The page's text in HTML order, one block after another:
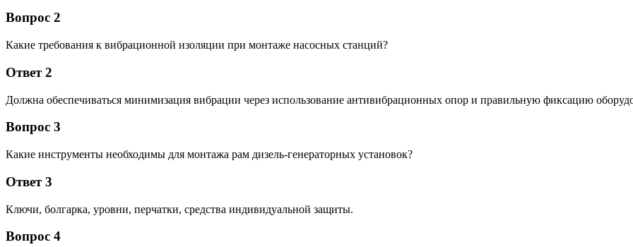
Вопрос 2
Какие требования к вибрационной изоляции при монтаже насосных станций?
Ответ 2
Должна обеспечиваться минимизация вибрации через использование антивибрационных опор и правильную фиксацию
Вопрос 3
Какие инструменты необходимы для монтажа рам дизель-генераторных установок?
Ответ 3
Ключи, болгарка, уровни, перчатки, средства индивидуальной защиты.
Вопрос 4